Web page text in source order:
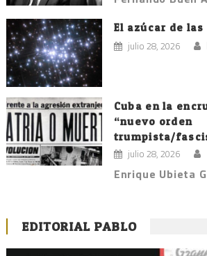
El azúcar de
julio 28, 2026
Cuba en la
“nuevo orden
trumpista/
julio 28, 2026
Enrique Ubieta
EDITORIAL PABLO